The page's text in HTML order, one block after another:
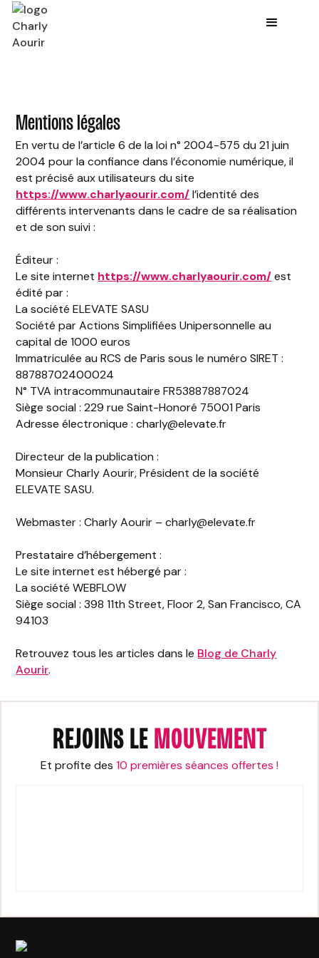
Mentions légales
En vertu de l’article 6 de la loi n° 2004-575 du 21 juin
2004 pour la confiance dans l’économie numérique, il
est précisé aux utilisateurs du site
https://www.charlyaourir.com/l’identité des
différents intervenants dans le cadre de sa réalisation
et de son suivi :
Éditeur :
Le site internet https://www.charlyaourir.com/est
édité par :
La société ELEVATE SASU
Société par Actions Simplifiées Unipersonnelle au
capital de 1000 euros
Immatriculée au RCS de Paris sous le numéro SIRET :
88788702400024
N° TVA intracommunautaire FR53887887024
Siège social : 229 rue Saint-Honoré 75001 Paris
Adresse électronique : charly@elevate.fr
Directeur de la publication :
Monsieur Charly Aourir, Président de la société
ELEVATE SASU.
Webmaster : Charly Aourir – charly@elevate.fr
Prestataire d’hébergement :
Le site internet est hébergé par :
La société WEBFLOW
Siège social : 398 11th Street, Floor 2, San Francisco, CA
94103
Retrouvez tous les articles dans le Blog de Charly
Aourir.
REJOINS LEMOUVEMENT
Et profite des 10 premières séances offertes !